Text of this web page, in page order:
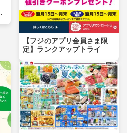
【フジのアプリ会員さま限
定】ランクアップトライ